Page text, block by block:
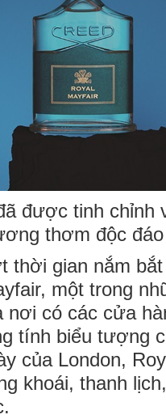
được tinh chỉnh
thơm độc
thời gian nắm
một trong
nơi có các cửa
tính biểu tượng
của London,
khoái, thanh